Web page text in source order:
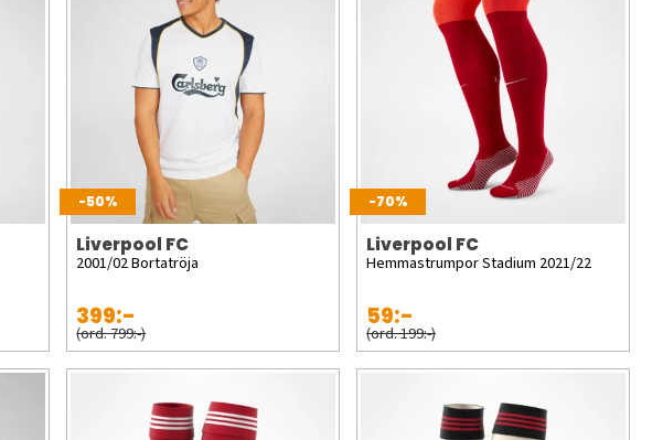
-50%
Liverpool FC
2001/02 Bortatröja
399:-
(ord. 799:-)
-70%
Liverpool FC
Hemmastrumpor Stadium 2021/22
59:-
(ord. 199:-)